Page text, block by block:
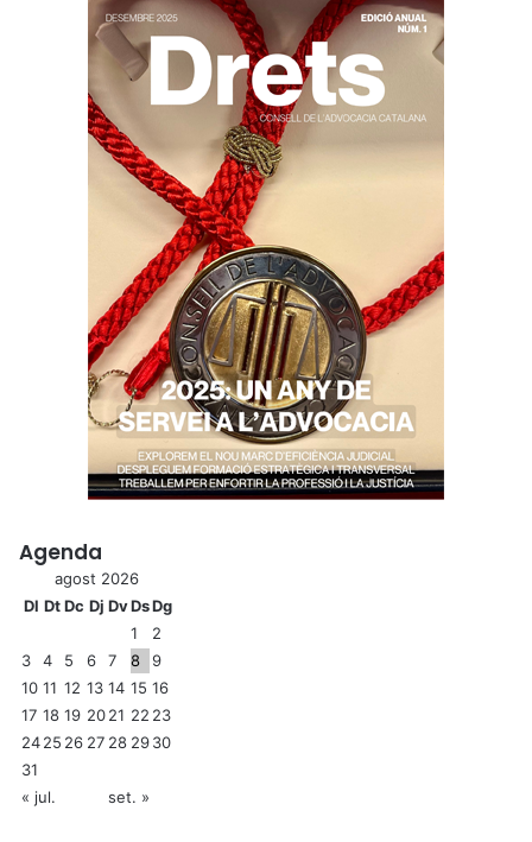
Agenda
agost 2026
Dl DtDc Dj DvDsDg
1
2
3
4 5 6 7 8
9
10 11 12 13 14 15 16
17 18 19 2021 22 23
2425 26 27 28 2930
31
« jul.
set. »